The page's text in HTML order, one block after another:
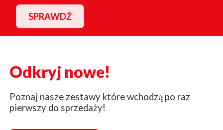
SPRAWDŹ
Odkryj nowe!
Poznaj nasze zestawy które wchodzą po raz
pierwszy do sprzedaży!